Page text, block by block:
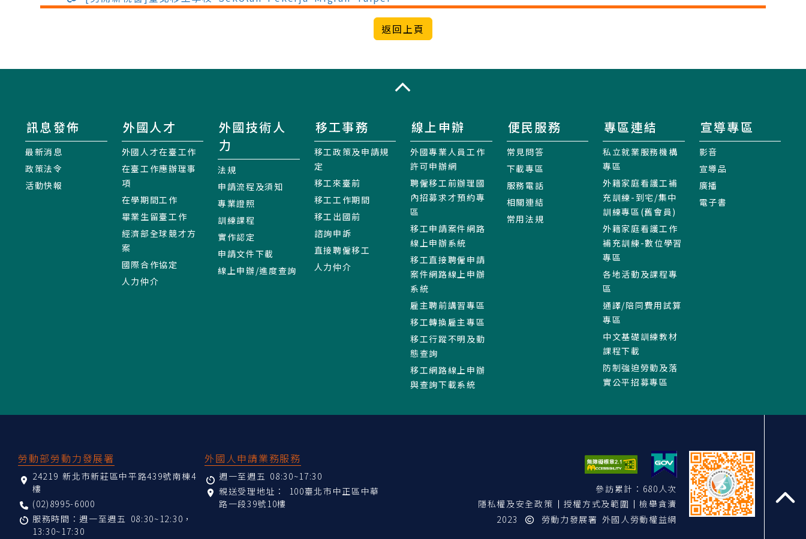
訊息發佈
最新消息
政策法令
活動快報
外國人才
外國人才在臺工作
在臺工作應辦理事
項
在學期間工作
畢業生留臺工作
經濟部全球競才方
案
國際合作協定
人力仲介
外國技術人
力
法規
申請流程及須知
專業證照
訓練課程
實作認定
申請文件下載
線上申辦/進度查詢
移工事務
移工政策及申請規
定
移工來臺前
移工工作期間
移工出國前
諮詢申訴
直接聘僱移工
人力仲介
線上申辦
外國專業人員工作
許可申辦網
聘僱移工前辦理國
內招募求才預約專
區
移工申請案件網路
線上申辦系統
移工直接聘僱申請
案件網路線上申辦
系統
雇主聘前講習專區
移工轉換雇主專區
移工行蹤不明及動
態查詢
移工網路線上申辦
與查詢下載系統
便民服務
常見問答
下載專區
服務電話
相關連結
常用法規
專區連結
私立就業服務機構
專區
外籍家庭看護工補
充訓練-到宅/集中
訓練專區(舊會員)
外籍家庭看護工作
補充訓練-數位學習
專區
各地活動及課程專
區
通譯/陪同費用試算
專區
中文基礎訓練教材
課程下載
防制強迫勞動及落
實公平招募專區
宣導專區
影音
宣導品
廣播
電子書
勞動部勞動力發展署
24219 新北市新莊區中平路439號南棟4
樓
(02)8995-6000
服務時間：週一至週五 08:30~12:30，
13:30~17:30
外國人申請業務服務
週一至週五 08:30~17:30
親送受理地址：
100臺北市中正區中華
路一段39號10樓
參訪累計：680人次
隱私權及安全政策
授權方式及範圍
檢舉貪瀆
2023
勞動力發展署 外國人勞動權益網